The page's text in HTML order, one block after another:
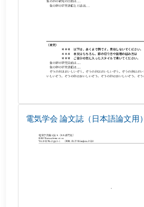
電気学会 論文誌（日本語論文用）